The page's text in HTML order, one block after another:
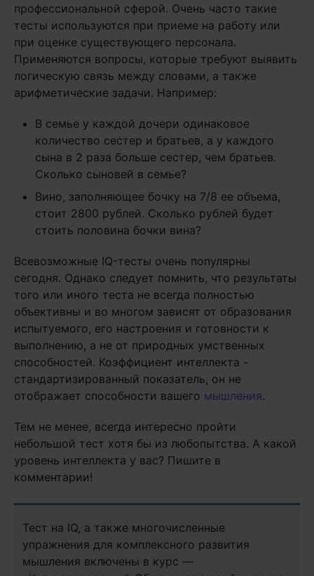
профессиональной сферой. Очень часто такие
тесты используются при приеме на работу или
при оценке существующего персонала.
Применяются вопросы, которые требуют выявить
логическую связь между словами, а также
арифметические задачи. Например:
В семье у каждой дочери одинаковое
количество сестер и братьев, а у каждого
сына в 2 раза больше сестер, чем братьев.
Сколько сыновей в семье?
Вино, заполняющее бочку на 7/8 ее объема,
стоит 2800 рублей. Сколько рублей будет
стоить половина бочки вина?
Всевозможные IQ-тесты очень популярны
сегодня. Однако следует помнить, что результаты
того или иного теста не всегда полностью
объективны и во многом зависят от образования
испытуемого, его настроения и готовности к
выполнению, а не от природных умственных
способностей. Коэффициент интеллекта -
стандартизированный показатель, он не
отображает способности вашего мышления.
Тем не менее, всегда интересно пройти
небольшой тест хотя бы из любопытства. А какой
уровень интеллекта у вас? Пишите в
комментарии!
Тест на IQ, а также многочисленные
упражнения для комплексного развития
мышления включены в курс —